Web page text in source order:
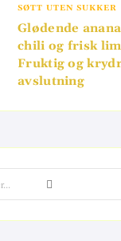
SØTT UTEN SUKKER
Glødende
chili og frisk
Fruktig og
avslutning